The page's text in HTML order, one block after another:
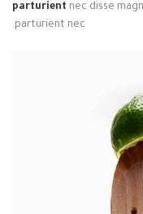
parturient nec disse
parturient nec.